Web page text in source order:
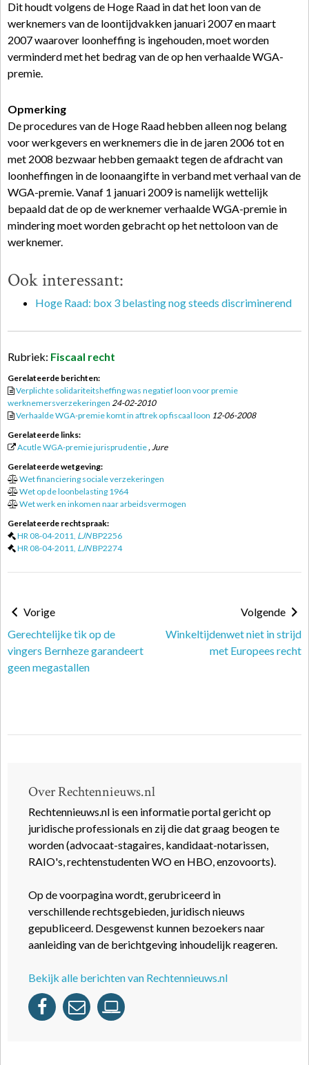
Dit houdt volgens de Hoge Raad in dat het loon van de
werknemers van de loontijdvakken januari 2007 en maart
2007 waarover loonheffing is ingehouden, moet worden
verminderd met het bedrag van de op hen verhaalde WGA-
premie.
Opmerking
De procedures van de Hoge Raad hebben alleen nog belang
voor werkgevers en werknemers die in de jaren 2006 tot en
met 2008 bezwaar hebben gemaakt tegen de afdracht van
loonheffingen in de loonaangifte in verband met verhaal van de
WGA-premie. Vanaf 1 januari 2009 is namelijk wettelijk
bepaald dat de op de werknemer verhaalde WGA-premie in
mindering moet worden gebracht op het nettoloon van de
werknemer.
Ook interessant:
Hoge Raad: box 3 belasting nog steeds discriminerend
Rubriek: Fiscaal recht
Gerelateerde berichten:
Verplichte solidariteitsheffing was negatief loon voor premie
werknemersverzekeringen 24-02-2010
Verhaalde WGA-premie komt in aftrek op fiscaal loon 12-06-2008
Gerelateerde links:
Acutle WGA-premie jurisprudentie, Jure
Gerelateerde wetgeving:
Wet financiering sociale verzekeringen
Wet op de loonbelasting 1964
Wet werk en inkomen naar arbeidsvermogen
Gerelateerde rechtspraak:
HR 08-04-2011, LJNBP2256
HR 08-04-2011, LJNBP2274
Vorige
Gerechtelijke tik op de
vingers Bernheze garandeert
geen megastallen
Volgende
Winkeltijdenwet niet in strijd
met Europees recht
Over Rechtennieuws.nl
Rechtennieuws.nl is een informatie portal gericht op
juridische professionals en zij die dat graag beogen te
worden (advocaat-stagaires, kandidaat-notarissen,
RAIO's, rechtenstudenten WO en HBO, enzovoorts).
Op de voorpagina wordt, gerubriceerd in
verschillende rechtsgebieden, juridisch nieuws
gepubliceerd. Desgewenst kunnen bezoekers naar
aanleiding van de berichtgeving inhoudelijk reageren.
Bekijk alle berichten van Rechtennieuws.nl